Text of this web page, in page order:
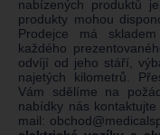
nabízených produktů
produkty mohou
Prodejce má
každého
odvíjí od jeho stáří,
najetých kilometrů.
Vám sdělíme na
nabídky nás
mail: